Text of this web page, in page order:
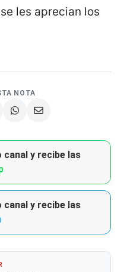
les aprecian los
NOTA
canal y recibe las
canal y recibe las